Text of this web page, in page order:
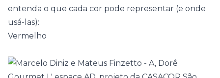
entenda o que cada cor pode representar (e onde
usá-las):
Vermelho